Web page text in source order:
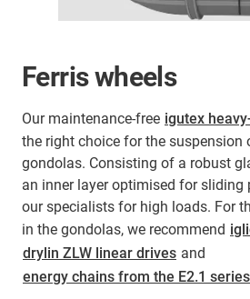
Ferris wheels
Our maintenance-free igutex
the right choice for the suspension
gondolas. Consisting of a robust
an inner layer optimised for sliding
our specialists for high loads. For
in the gondolas, we recommend
drylin ZLW linear drives and
energy chains from the E2.1 series